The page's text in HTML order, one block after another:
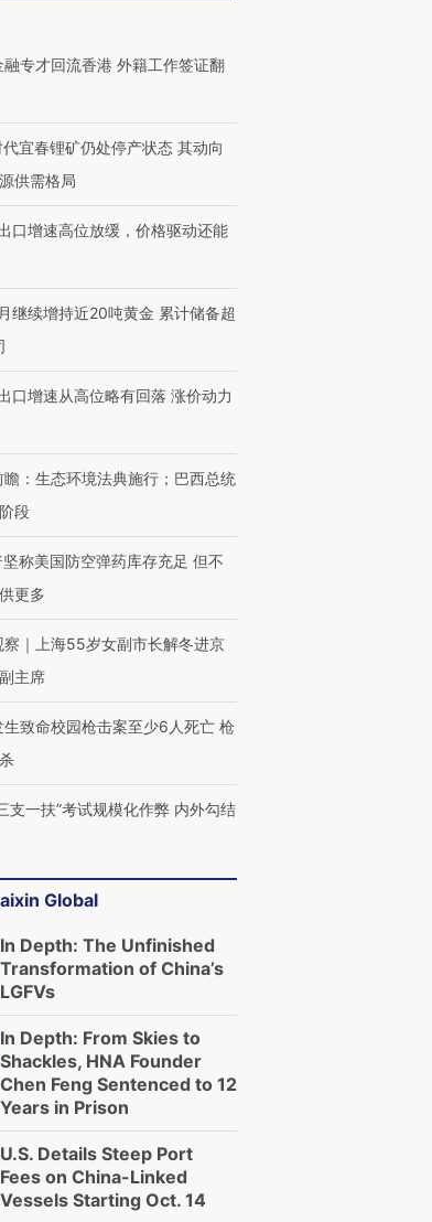
融专才回流香港 外籍工作签证翻
宜春锂矿仍处停产状态 其动向
供需格局
口增速高位放缓，价格驱动还能
继续增持近20吨黄金 累计储备超
口增速从高位略有回落 涨价动力
瞻：生态环境法典施行；巴西总统
段
称美国防空弹药库存充足 但不
更多
察｜上海55岁女副市长解冬进京
主席
生致命校园枪击案至少6人死亡 枪
支一扶”考试规模化作弊 内外勾结
Global
In Depth: The Unfinished
Transformation of China’s
LGFVs
In Depth: From Skies to
Shackles, HNA Founder
Chen Feng Sentenced to 12
Years in Prison
U.S. Details Steep Port
Fees on China-Linked
Vessels Starting Oct. 14